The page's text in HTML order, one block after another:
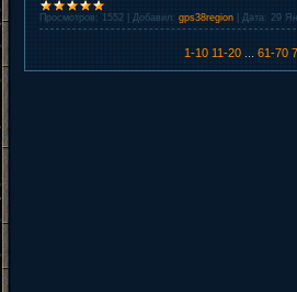
Просмотров: 1552 Добавил: gps38region Дата: 29
1-10 11-20 61-70